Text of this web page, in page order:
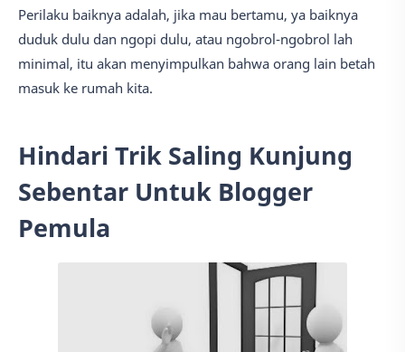
Perilaku baiknya adalah, jika mau bertamu, ya baiknya
duduk dulu dan ngopi dulu, atau ngobrol-ngobrol lah
minimal, itu akan menyimpulkan bahwa orang lain betah
masuk ke rumah kita.
Hindari Trik Saling Kunjung
Sebentar Untuk Blogger
Pemula